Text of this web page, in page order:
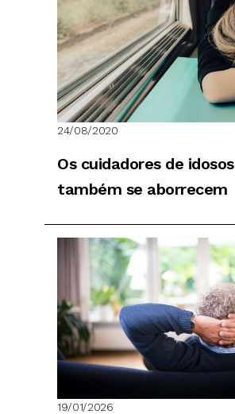
24/08/2020
Os cuidadores de idosos
também se aborrecem
19/01/2026